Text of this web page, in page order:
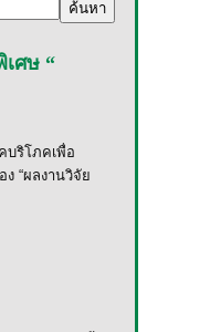
ศษ “
ริโภคเพื่อ
ง “ผลงานวิจัย